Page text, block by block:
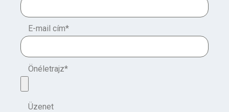
E-mail cím*
Önéletrajz*
Üzenet